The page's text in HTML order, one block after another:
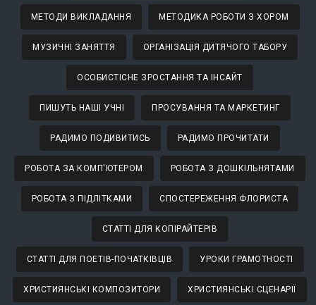
МЕТОДИ ВИКЛАДАННЯ МЕТОДИКА РОБОТИ З ХОРОМ
МУЗИЧНІ ЗАНЯТТЯ ОРГАНІЗАЦІЯ ДИТЯЧОГО ТАБОРУ
ОСОБИСТІСНЕ ЗРОСТАННЯ ТА ІНСАЙТ
ПИШУТЬ НАШІ УЧНІ ПРОСУВАННЯ ТА МАРКЕТИНГ
РАДИМО ПОДИВИТИСЬ РАДИМО ПРОЧИТАТИ
РОБОТА ЗА КОМП'ЮТЕРОМ РОБОТА З ДОШКІЛЬНЯТАМИ
РОБОТА З ПІДЛІТКАМИ СПОСТЕРЕЖЕННЯ ФЛОРИСТА
СТАТТІ ДЛЯ КОПІРАЙТЕРІВ
СТАТТІ ДЛЯ ПОЕТІВ-ПОЧАТКІВЦІВ УРОКИ ГРАМОТНОСТІ
ХРИСТИЯНСЬКІ КОМПОЗИТОРИ ХРИСТИЯНСЬКІ СЦЕНАРІЇ